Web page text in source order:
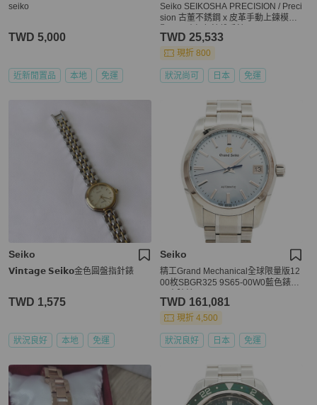
seiko
TWD 5,000
近新閒置品 本地 免運
Seiko SEIKOSHA PRECISION / Preci
sion 古董不銹鋼 x 皮革手動上鍊模擬
TWD 25,533
現折 800
狀況尚可 日本 免運
Seiko
𝗩𝗶𝗻𝘁𝗮𝗴𝗲 𝗦𝗲𝗶𝗸𝗼金色圓盤指針錶
TWD 1,575
狀況良好 本地 免運
Seiko
精工Grand Mechanical全球限量版12
00枚SBGR325 9S65-00W0藍色錶盤
TWD 161,081
現折 4,500
狀況良好 日本 免運